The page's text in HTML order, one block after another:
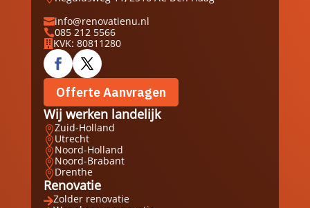
info@renovatienu.nl
085 212 5566
 KVK: 80811280
Offerte Aanvragen
Wij werken landelijk
Zuid-Holland
Utrecht
Noord-Holland
Noord-Brabant
Drenthe
Renovatie
Zolder renovatie